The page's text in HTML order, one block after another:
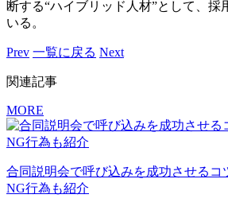
断する“ハイブリッド人材”として、採
いる。
Prev 一覧に戻る Next
関連記事
MORE
合同説明会で呼び込みを成功させるコ
NG行為も紹介